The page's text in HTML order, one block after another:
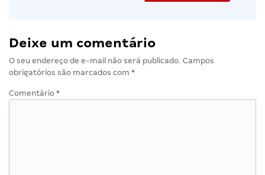
Deixe um comentário
O seu endereço de e-mail não será publicado. Campos
obrigatórios são marcados com *
Comentário *